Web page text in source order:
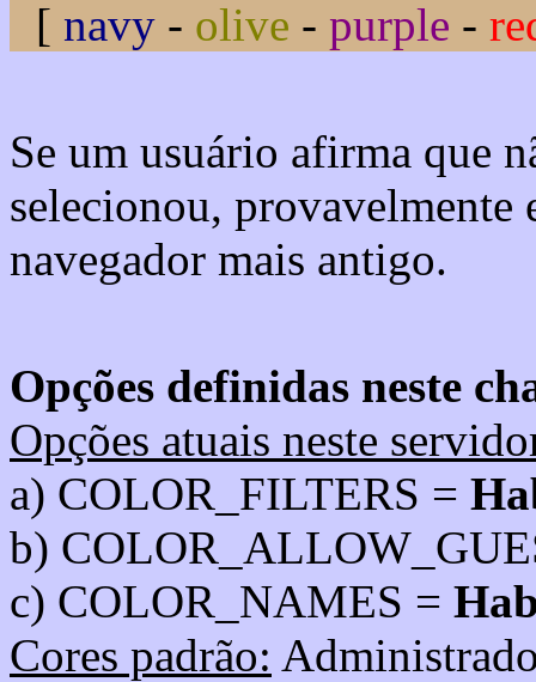
[ navy- olive - purple -
Se um usuário afirma que
selecionou, provavelmente
navegador mais antigo.
Opções definidas neste
Opções atuais neste
a) COLOR_FILTERS =
b)
c) COLOR_NAMES =
Cores padrão: